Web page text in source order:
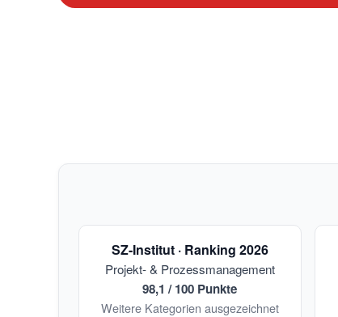
SZ-Institut · Ranking 2026
Projekt- & Prozessmanagement
98,1 / 100 Punkte
Weitere Kategorien ausgezeichnet